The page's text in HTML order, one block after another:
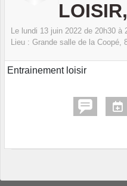
Le lundi 13 juin 2022 de 20h30 à
Lieu : Grande salle de la Coopé,
Entrainement loisir